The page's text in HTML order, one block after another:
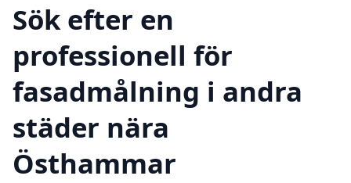
Sök efter en
professionell för
fasadmålning i andra
städer nära
Östhammar